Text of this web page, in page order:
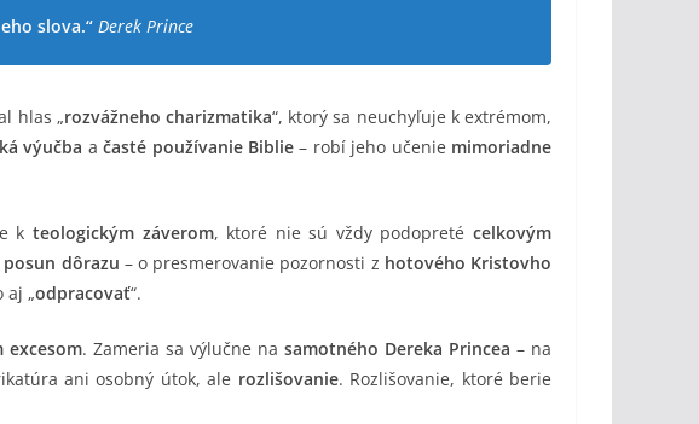
slova.“ Derek Prince
hlas „rozvážneho charizmatika“, ktorý sa neuchyľuje k extrémom,
výučba ačasté používanie Biblie – robí jeho učenie mimoriadne
k teologickým záverom, ktoré nie sú vždy podopretécelkovým
dôrazu – o presmerovanie pozornosti z hotového Kristovho
aj „odpracovať“.
excesom. Zameria sa výlučne na samotného Dereka Princea – na
ani osobný útok, ale rozlišovanie. Rozlišovanie, ktoré berie